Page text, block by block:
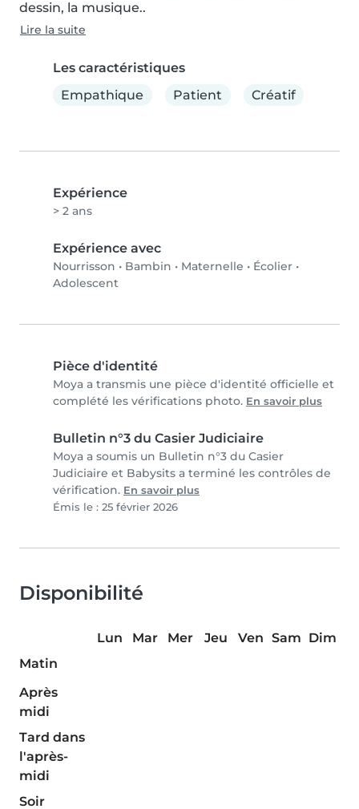
dessin, la musique..
Lire la suite
Les caractéristiques
Empathique
Patient Créatif
Expérience
> 2 ans
Expérience avec
Nourrisson • Bambin • Maternelle • Écolier •
Adolescent
Pièce d'identité
Moya a transmis une pièce d'identité officielle et
complété les vérifications photo. En savoir plus
Bulletin n°3 du Casier Judiciaire
Moya a soumis un Bulletin n°3 du Casier
Judiciaire et Babysits a terminé les contrôles de
vérification. En savoir plus
Émis le : 25 février 2026
Disponibilité
Lun Mar Mer Jeu Ven Sam Dim
Matin
Après
midi
Tard dans
l'après-
midi
Soir